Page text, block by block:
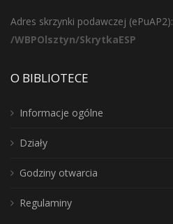
Adres skrzynki podawczej (ePuAP2):
/WBPOlsztyn/SkrytkaESP
O BIBLIOTECE
Informacje ogólne
Działy
Godziny otwarcia
Regulaminy